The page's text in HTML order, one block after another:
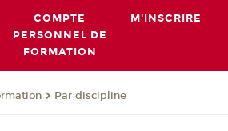
COMPTE
PERSONNEL DE
FORMATION
M'INSCRIRE
Par discipline